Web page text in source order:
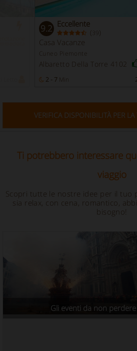
9.2 Eccellente
( 39)
Casa Vacanze
Cuneo Piemonte
Albaretto Della Torre 4102
2 - 7 Min
VERIFICA DISPONIBILITÀ PER LA
Ti potrebbero interessare
viaggio
Scopri tutte le nostre idee per il tuo
sia relax, con cena, romantico,
bisogno!
Gli eventi da non perdere